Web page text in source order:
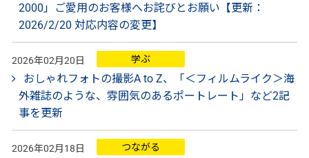
2000」ご愛用のお客様へお詫びとお願い【更新：
2026/2/20 対応内容の変更】
2026年02月20日 学ぶ
おしゃれフォトの撮影A to Z、「＜フィルムライク＞海
外雑誌のような、雰囲気のあるポートレート」など2記
事を更新
2026年02月18日 つながる